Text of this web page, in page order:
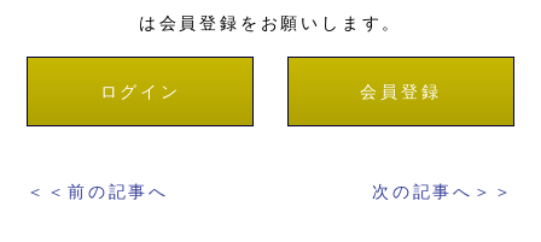
は会員登録をお願いします。
ログイン 会員登録
＜＜前の記事へ 次の記事へ＞＞